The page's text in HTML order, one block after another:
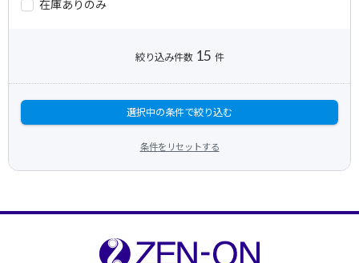
在庫ありのみ
絞り込み件数 15 件
選択中の条件で絞り込む
条件をリセットする